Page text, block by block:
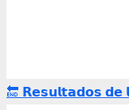
🔚 𝗥𝗲𝘀𝘂𝗹𝘁𝗮𝗱𝗼𝘀 𝗱𝗲